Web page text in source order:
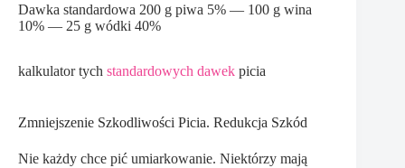
Dawka standardowa 200 g piwa 5% — 100 g wina
10% — 25 g wódki 40%
kalkulator tych standardowych dawek picia
Zmniejszenie Szkodliwości Picia. Redukcja Szkód
Nie każdy chce pić umiarkowanie. Niektórzy mają